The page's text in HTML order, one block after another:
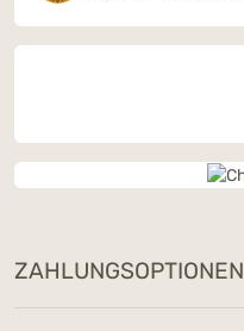
ZAHLUNGSOPTIONEN